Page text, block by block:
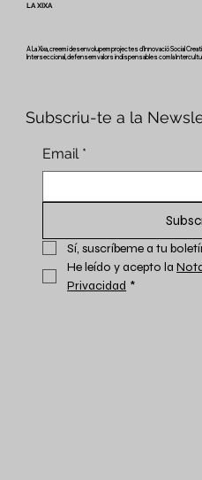
LA XIXA
A La Xixa, creem i desenvolupem projectes d'Innovació Social
Interseccional, defensem valors indispensables com la
Subscriu-te a la
Email *
Sí, suscríbeme a tu
He leído y acepto la
Privacidad *